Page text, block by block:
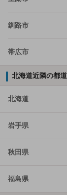
釧路市
帯広市
北海道近隣の都
北海道
岩手県
秋田県
福島県